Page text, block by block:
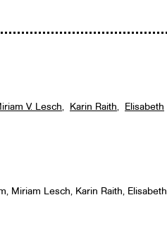
V. Lesch, Karin Raith, Elisabeth
Miriam Lesch, Karin Raith, Elisabeth